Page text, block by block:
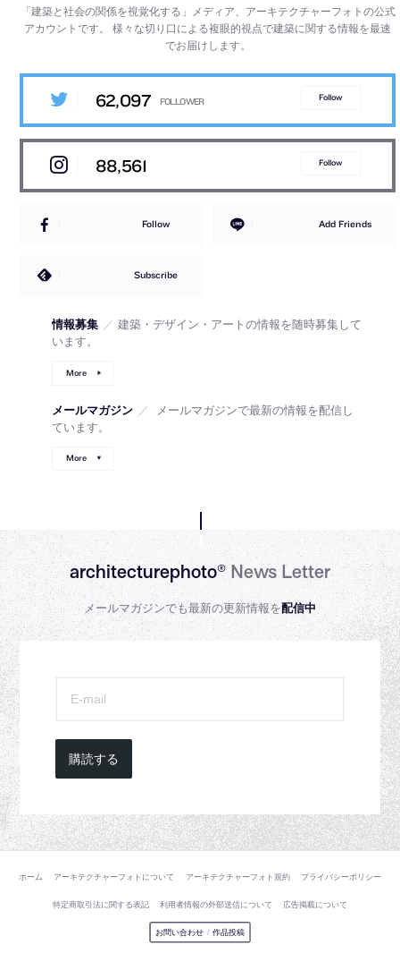
「建築と社会の関係を視覚化する」メディア、アーキテクチャーフォトの公式
アカウントです。様々な切り口による複眼的視点で建築に関する情報を最速
でお届けします。
62,097 Follow
88,561 Follow
Follow Add Friends
Subscribe
情報募集 ／ 建築・デザイン・アートの情報を随時募集して
います。
More
メールマガジン ／
メールマガジンで最新の情報を配信し
ています。
More
architecturephoto®News Letter
メールマガジンでも最新の更新情報を配信中
購読する
ホーム アーキテクチャーフォトについて アーキテクチャーフォト規約 プライバシーポリシー
特定商取引法に関する表記 利用者情報の外部送信について 広告掲載について
お問い合わせ / 作品投稿